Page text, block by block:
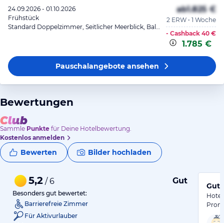
24.09.2026 - 01.10.2026
Frühstück
Standard Doppelzimmer, Seitlicher Meerblick, Balkon oder Terrasse
ab1.825 €
2 ERW • 1 Woche
- Cashback 40 €
1.785 €
Pauschalangeboteansehen
Bewertungen
Sammle Punkte für Deine Hotelbewertung.
Kostenlos anmelden
Bewerten Bilder hochladen
5,2 / 6 Gut
Besonders gut bewertet:
Barrierefreie Zimmer
Für Aktivurlauber